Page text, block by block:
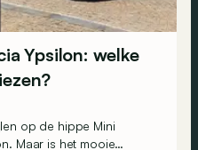
Ypsilon: welke
op de hippe Mini
Maar is het mooie